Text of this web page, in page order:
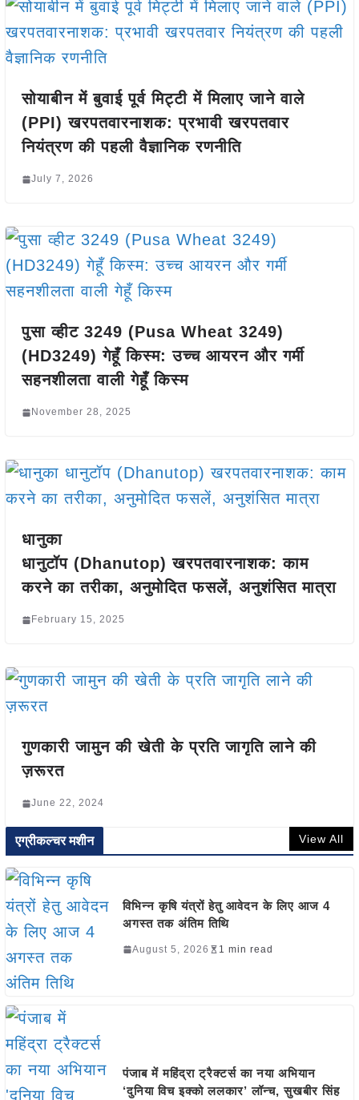
सोयाबीन में बुवाई पूर्व मिट्टी में मिलाए जाने वाले
(PPI) खरपतवारनाशक: प्रभावी खरपतवार
नियंत्रण की पहली वैज्ञानिक रणनीति
July 7, 2026
पुसा व्हीट 3249 (Pusa Wheat 3249)
(HD3249) गेहूँ किस्म: उच्च आयरन और गर्मी
सहनशीलता वाली गेहूँ किस्म
November 28, 2025
धानुका
धानुटॉप (Dhanutop) खरपतवारनाशक: काम
करने का तरीका, अनुमोदित फसलें, अनुशंसित मात्रा
February 15, 2025
गुणकारी जामुन की खेती के प्रति जागृति लाने की
ज़रूरत
June 22, 2024
एग्रीकल्चर मशीन View All
विभिन्न कृषि यंत्रों हेतु आवेदन के लिए आज 4
अगस्त तक अंतिम तिथि
August 5, 2026 1 min read
पंजाब में महिंद्रा ट्रैक्टर्स का नया अभियान
‘दुनिया विच इक्को ललकार’ लॉन्च, सुखबीर सिंह